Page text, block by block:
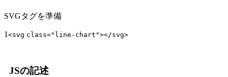
SVGタグを準備
1 <svg class="line-chart"></svg>
JSの記述